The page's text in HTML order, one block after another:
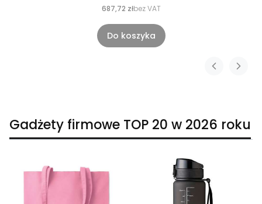
687,72 złbez VAT
Do koszyka
Gadżety firmowe TOP 20 w 2026 roku